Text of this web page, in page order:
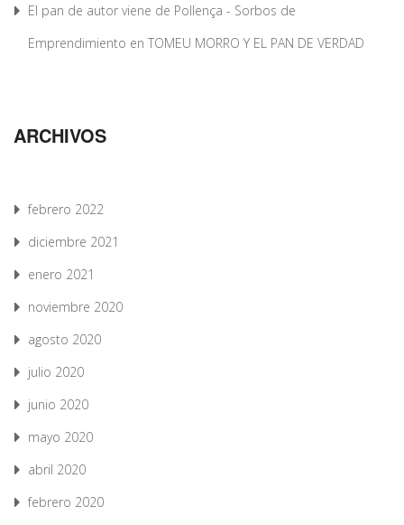
El pan de autor viene de Pollença - Sorbos de
Emprendimiento en TOMEU MORRO Y EL PAN DE VERDAD
ARCHIVOS
febrero 2022
diciembre 2021
enero 2021
noviembre 2020
agosto 2020
julio 2020
junio 2020
mayo 2020
abril 2020
febrero 2020